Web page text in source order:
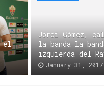
el
Jordi Gómez,
la banda la
izquierda del
January 31, 2017